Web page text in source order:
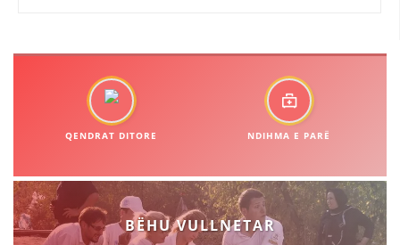
MENAXHIM ME VULLNETARË
KUSH JEMI NE
QENDRAT DITORE NDIHMA E PARË
BËHU VULLNETAR